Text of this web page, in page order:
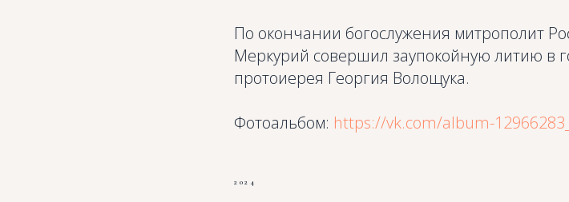
По окончании богослужения митрополит
Меркурий совершил заупокойную литию в
протоиерея Георгия Волощука.
Фотоальбом: https://vk.com/album-
2024